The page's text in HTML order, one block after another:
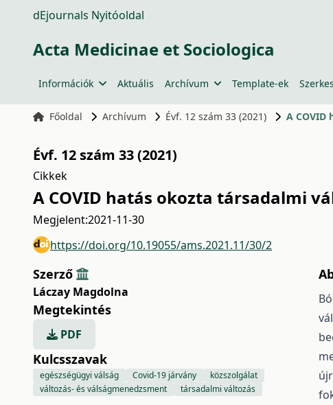
dEjournals Nyitóoldal
Acta Medicinae et Sociologica
Információk Aktuális Archívum Template-ek
Főoldal Archívum Évf. 12 szám 33 (2021) A
Évf. 12 szám 33 (2021)
Cikkek
A COVID hatás okozta társadalmi
Megjelent:2021-11-30
https://doi.org/10.19055/ams.2021.11/30/2
Szerző
Láczay Magdolna
Megtekintés
PDF
Kulcsszavak
egészségügyi válság Covid-19 járvány
közszolgálat
változás- és válságmenedzsment
társadalmi változás